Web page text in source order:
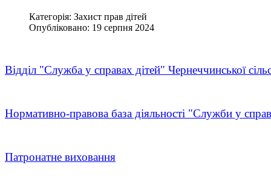
Категорія: Захист прав дітей
Опубліковано: 19 серпня 2024
Відділ "Служба у справах дітей" Чернеччинської
Нормативно-правова база діяльності "Служби у
Патронатне виховання